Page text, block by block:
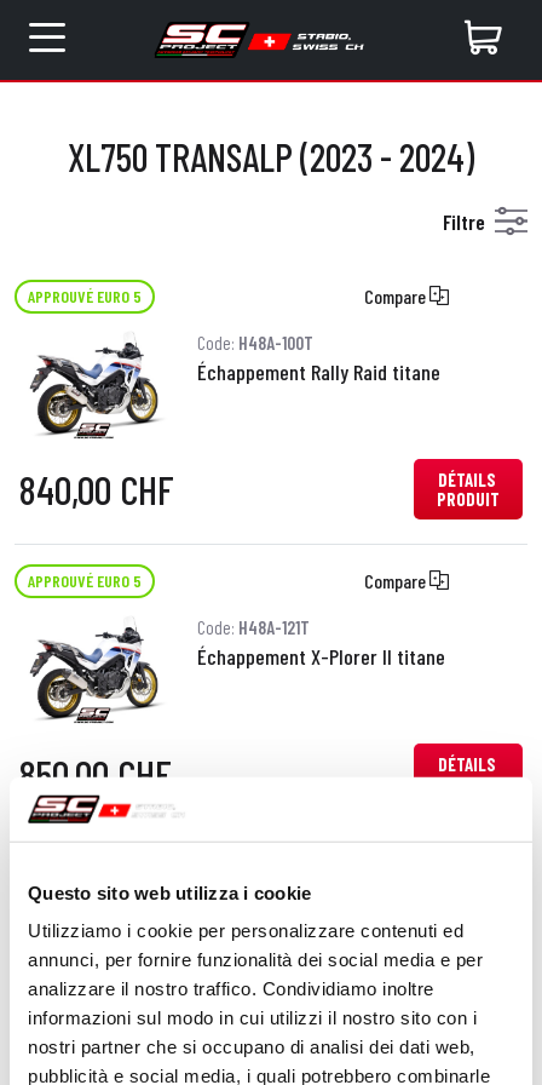
Questo sito web utilizza i cookie
Utilizziamo i cookie per personalizzare contenuti ed
annunci, per fornire funzionalità dei social media e per
analizzare il nostro traffico. Condividiamo inoltre
informazioni sul modo in cui utilizzi il nostro sito con i
nostri partner che si occupano di analisi dei dati web,
pubblicità e social media, i quali potrebbero combinarle
XL750 TRANSALP (2023 - 2024)
Filtre
APPROUVÉ EURO 5 Compare
Code: H48A-100T
Échappement Rally Raid titane
840,00 CHF
DÉTAILS
PRODUIT
APPROUVÉ EURO 5 Compare
Code: H48A-121T
Échappement X-Plorer II titane
850,00 CHF
DÉTAILS
PRODUIT
Échappement X-Plorer II carbone
850,00 CHF
DÉTAILS
PRODUIT